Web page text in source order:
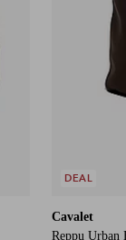
Cavalet
Reppu Urban
DEAL